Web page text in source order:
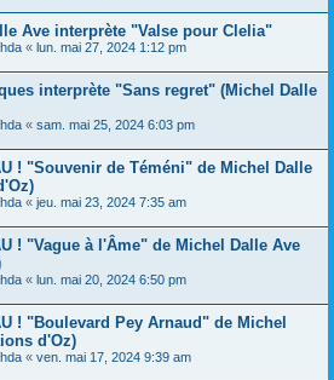
Ave interprète "Valse pour Clelia"
« lun. mai 27, 2024 1:12 pm
interprète "Sans regret" (Michel Dalle
« sam. mai 25, 2024 6:03 pm
! "Souvenir de Téméni" de Michel Dalle
« jeu. mai 23, 2024 7:35 am
! "Vague à l'Âme" de Michel Dalle Ave
« lun. mai 20, 2024 6:50 pm
! "Boulevard Pey Arnaud" de Michel
d'Oz)
« ven. mai 17, 2024 9:39 am